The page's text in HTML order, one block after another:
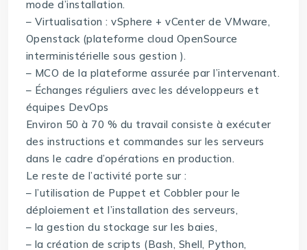
mode d’installation.
– Virtualisation : vSphere + vCenter de VMware,
Openstack (plateforme cloud OpenSource
interministérielle sous gestion ).
– MCO de la plateforme assurée par l’intervenant.
– Échanges réguliers avec les développeurs et
équipes DevOps
Environ 50 à 70 % du travail consiste à exécuter
des instructions et commandes sur les serveurs
dans le cadre d’opérations en production.
Le reste de l’activité porte sur :
– l’utilisation de Puppet et Cobbler pour le
déploiement et l’installation des serveurs,
– la gestion du stockage sur les baies,
– la création de scripts (Bash, Shell, Python,